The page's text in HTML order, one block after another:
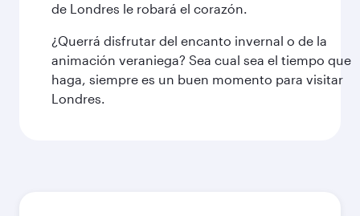
de Londres le robará el corazón.
¿Querrá disfrutar del encanto invernal o de la
animación veraniega? Sea cual sea el tiempo que
haga, siempre es un buen momento para visitar
Londres.